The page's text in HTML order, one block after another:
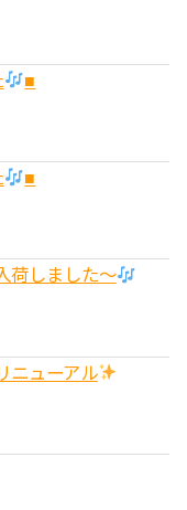
■
■
荷しました〜
ニューアル